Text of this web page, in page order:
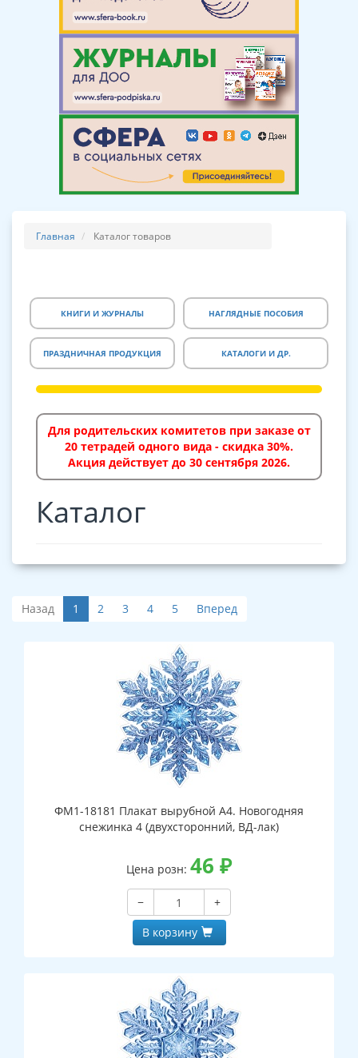
Главная Каталог товаров
КНИГИ И ЖУРНАЛЫ НАГЛЯДНЫЕ ПОСОБИЯ
ПРАЗДНИЧНАЯ ПРОДУКЦИЯ КАТАЛОГИ И ДР.
Для родительских комитетов при заказе от
20 тетрадей одного вида - скидка 30%.
Акция действует до 30 сентября 2026.
Каталог
Назад 1 2 3 4 5 Вперед
ФМ1-18181 Плакат вырубной А4. Новогодняя
снежинка 4 (двухсторонний, ВД-лак)
Цена розн: 46 ₽
−
+
В корзину